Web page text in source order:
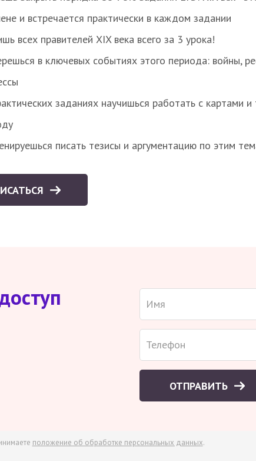
и встречается практически в каждом задании
всех правителей XIX века всего за 3 урока!
в ключевых событиях этого периода: войны,
заданиях научишься работать с картами
писать тезисы и аргументацию по этим
ОТПРАВИТЬ
положение об обработке персональных данных.